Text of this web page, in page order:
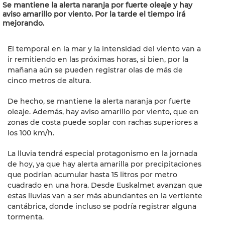
Se mantiene la alerta naranja por fuerte oleaje y hay
aviso amarillo por viento. Por la tarde el tiempo irá
mejorando.
186
El temporal en la mar y la intensidad del viento van a
ir remitiendo en las próximas horas, si bien, por la
mañana aún se pueden registrar olas de más de
cinco metros de altura.
De hecho, se mantiene la alerta naranja por fuerte
oleaje. Además, hay aviso amarillo por viento, que en
zonas de costa puede soplar con rachas superiores a
los 100 km/h.
La lluvia tendrá especial protagonismo en la jornada
de hoy, ya que hay alerta amarilla por precipitaciones
que podrían acumular hasta 15 litros por metro
cuadrado en una hora. Desde Euskalmet avanzan que
estas lluvias van a ser más abundantes en la vertiente
cantábrica, donde incluso se podría registrar alguna
tormenta.